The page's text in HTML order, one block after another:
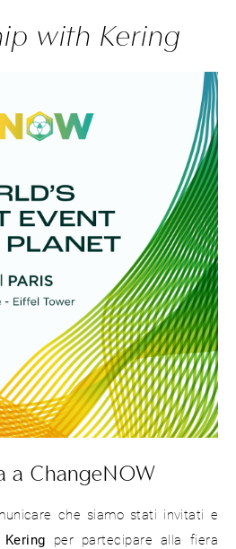
with Kering
a ChangeNOW
che siamo stati invitati e
Kering per partecipare alla fiera